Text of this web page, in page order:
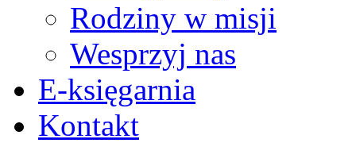
Rodziny w misji
Wesprzyj nas
E-księgarnia
Kontakt